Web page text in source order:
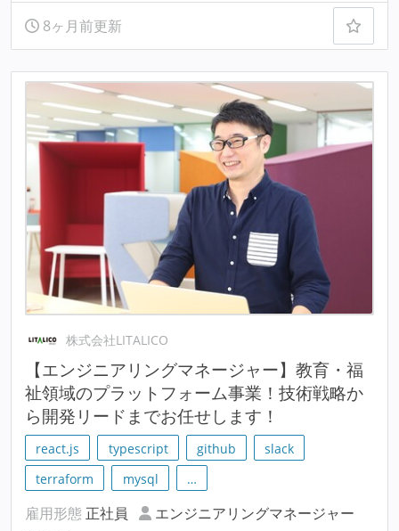
8ヶ月前更新
株式会社LITALICO
【エンジニアリングマネージャー】教育・福
祉領域のプラットフォーム事業！技術戦略か
ら開発リードまでお任せします！
react.js typescript github
slack
terraform
mysql …
雇用形態 正社員
エンジニアリングマネージャー